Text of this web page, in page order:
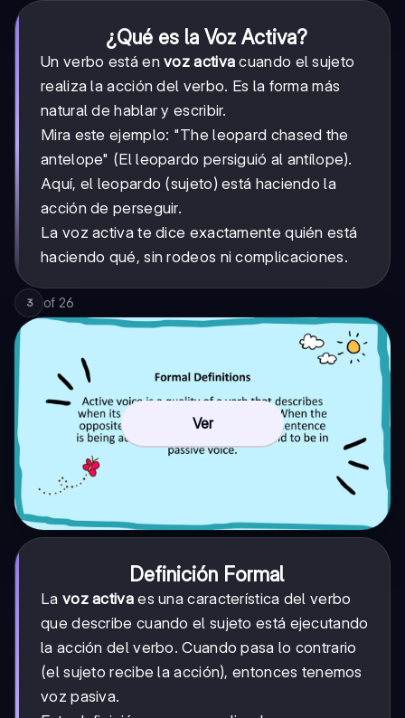
¿Qué es la Voz Activa?
Un verbo está envoz activa cuando el sujeto
realiza la acción del verbo. Es la forma más
natural de hablar y escribir.
Mira este ejemplo: "The leopard chased the
antelope" (El leopardo persiguió al antílope).
Aquí, el leopardo (sujeto) está haciendo la
acción de perseguir.
La voz activa te dice exactamente quién está
haciendo qué, sin rodeos ni complicaciones.
3 of 26
Ver
Definición Formal
La voz activaes una característica del verbo
que describe cuando el sujeto está ejecutando
la acción del verbo. Cuando pasa lo contrario
(el sujeto recibe la acción), entonces tenemos
voz pasiva.